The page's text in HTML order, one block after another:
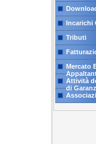
Incarichi
Tributi
Mercato
Attività
di